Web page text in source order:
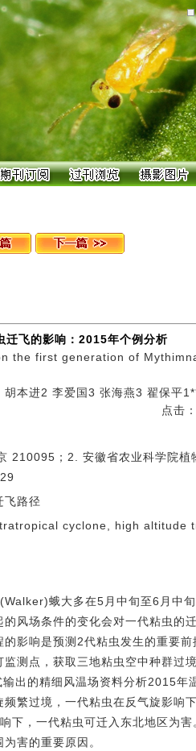
迁飞的影响：2015年个例分析
the first generation of
本进2 李爱国3 张海燕3 翟保平
点击
210095；2. 安徽省农业科学院植
飞路径
cyclone, high altitude
(Walker)蛾大多在5 月中旬至6 月中
风场条件的变化会对一代粘虫的
影响是预测 2代粘虫发生的重要前
测点，获取三地粘虫空中种群过
输出的精细风温场资料分析2015年
频繁过境，一代粘虫在反气旋影响
下，一代粘虫可迁入东北地区为害
害的重要原因。